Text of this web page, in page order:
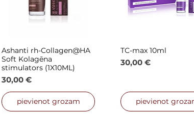
Ātrais skats
Ashanti rh-Collagen@HA
Soft Kolagēna
stimulators (1X10ML)
Cena
30,00 €
pievienot grozam
Ātrais skats
TC-max 10ml
Cena
30,00 €
pievienot